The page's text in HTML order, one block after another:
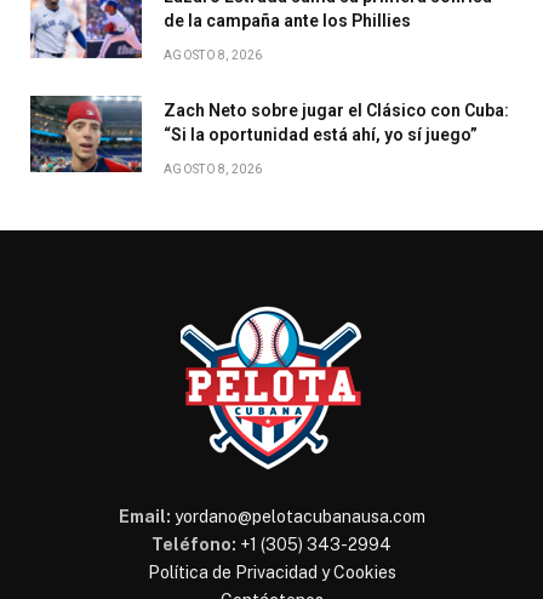
de la campaña ante los Phillies
AGOSTO 8, 2026
Zach Neto sobre jugar el Clásico con Cuba:
“Si la oportunidad está ahí, yo sí juego”
AGOSTO 8, 2026
Email: yordano@pelotacubanausa.com
Teléfono: +1 (305) 343-2994
Política de Privacidad y Cookies